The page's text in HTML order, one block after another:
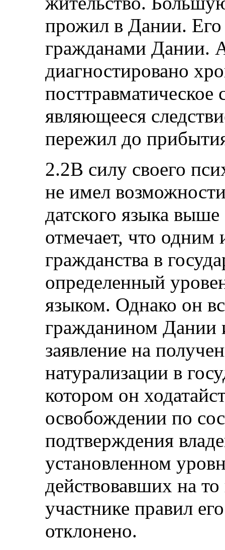
прожил в Дании. Его
гражданами Дании.
диагностировано
посттравматическое
являющееся
пережил до
2.2В силу своего
не имел
датского языка
отмечает, что одним
гражданства в
определенный
языком. Однако он
гражданином Дании
заявление на
натурализации в
котором он
освобождении по
подтверждения
установленном
действовавших на то
участнике правил
отклонено.